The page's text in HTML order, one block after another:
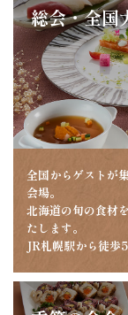
総会・全国
全国からゲストが
会場。
北海道の旬の食材
たします。
JR札幌駅から徒歩